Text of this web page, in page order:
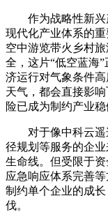
作为战略性新兴
现代化产业体系的
空中游览带火乡村
全，这片“低空蓝海
济运行对气象条件
天气，都会直接影
险已成为制约产业稳
对于像中科云遥
径规划等服务的企
生命线。但受限于
应急响应体系完善
制约单个企业的成
伐。